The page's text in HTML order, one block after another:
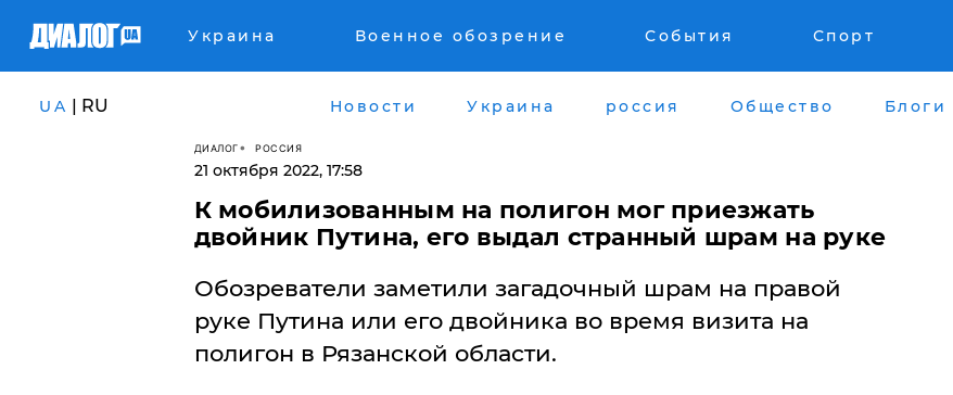
Украина Военное обозрение События Спорт
UA | RU Новости Украина россия Общество Блоги
ДИАЛОГ РОССИЯ
21 октября 2022, 17:58
К мобилизованным на полигон мог приезжать
двойник Путина, его выдал странный шрам на руке
Обозреватели заметили загадочный шрам на правой
руке Путина или его двойника во время визита на
полигон в Рязанской области.